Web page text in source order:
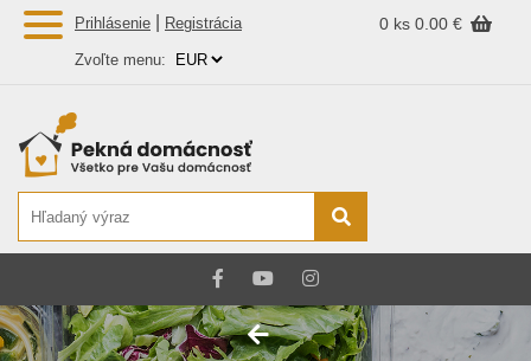
Prihlásenie Registrácia 0 ks 0.00 €
Zvoľte menu: